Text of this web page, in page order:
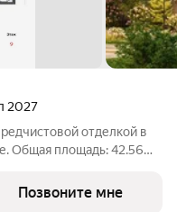
2027
отделкой в
Общая площадь: 42.56
В квартире одна
Позвоните мне